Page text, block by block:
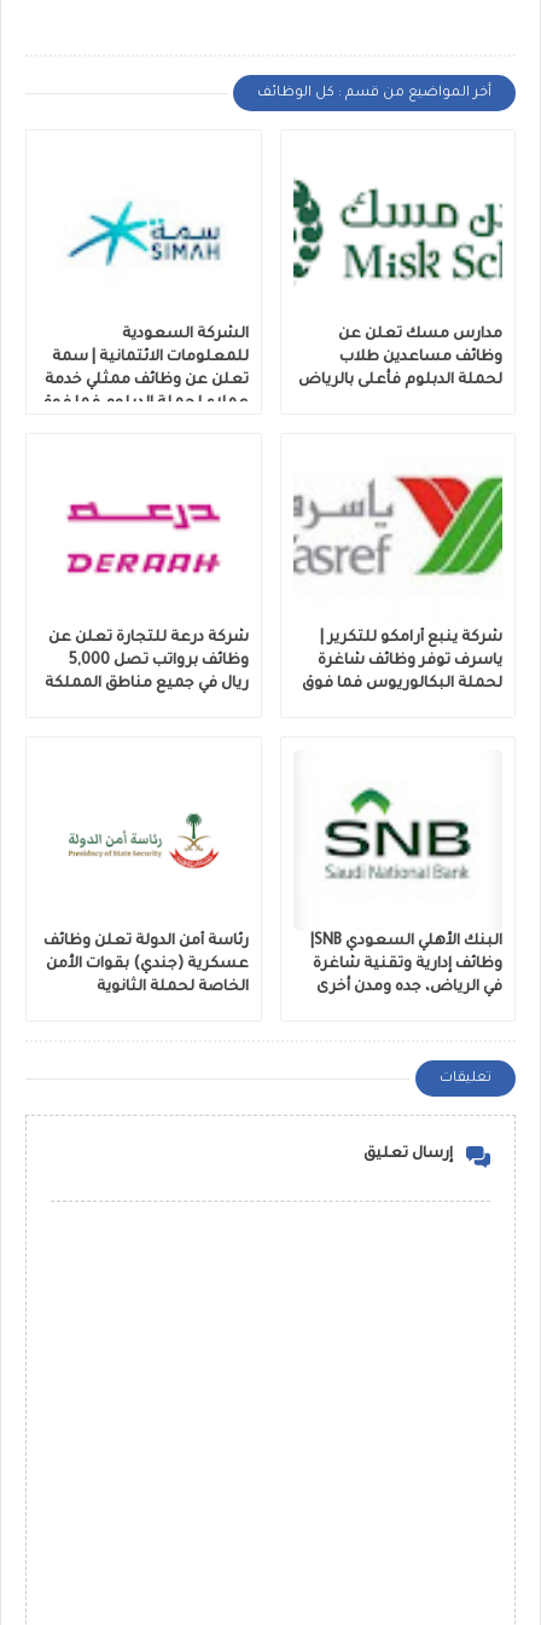
أخر المواضيع من قسم : كل الوظائف
مدارس مسك تعلن عن
وظائف مساعدين طلاب
لحملة الدبلوم فأعلى بالرياض
الشركة السعودية
للمعلومات الائتمانية | سمة
تعلن عن وظائف ممثلي خدمة
عملاء لحملة الدبلوم فما فوق
شركة ينبع أرامكو للتكرير |
ياسرف توفر وظائف شاغرة
لحملة البكالوريوس فما فوق
شركة درعة للتجارة تعلن عن
وظائف برواتب تصل 5,000
ريال في جميع مناطق المملكة
وظائف إدارية وتقنية شاغرة
في الرياض، جده ومدن أخرى
رئاسة أمن الدولة تعلن وظائف
عسكرية (جندي) بقوات الأمن
الخاصة لحملة الثانوية
تعليقات
إرسال تعليق